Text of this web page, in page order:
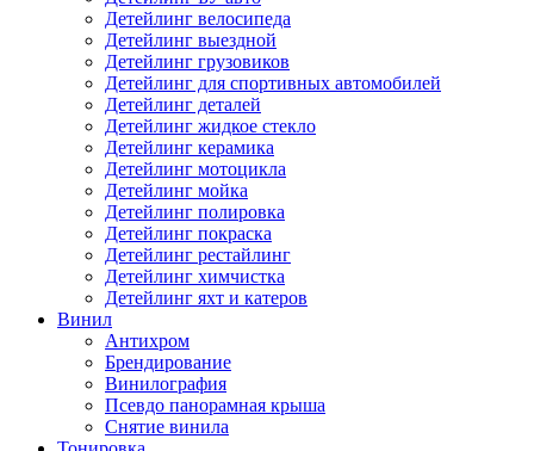
Детейлинг велосипеда
Детейлинг выездной
Детейлинг грузовиков
Детейлинг для спортивных автомобилей
Детейлинг деталей
Детейлинг жидкое стекло
Детейлинг керамика
Детейлинг мотоцикла
Детейлинг мойка
Детейлинг полировка
Детейлинг покраска
Детейлинг рестайлинг
Детейлинг химчистка
Детейлинг яхт и катеров
Винил
Антихром
Брендирование
Винилография
Псевдо панорамная крыша
Снятие винила